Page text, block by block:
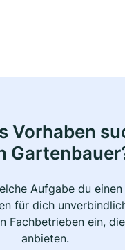
Vorhaben
Aufgabe du
für dich
Fachbetrieben ein,
anbieten.